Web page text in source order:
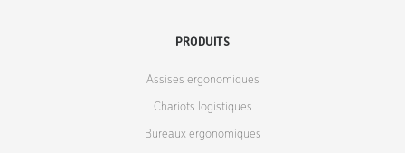
PRODUITS
Assises ergonomiques
Chariots logistiques
Bureaux ergonomiques